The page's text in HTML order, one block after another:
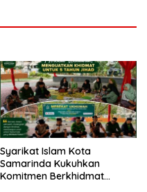
Syarikat Islam Kota
Samarinda Kukuhkan
Komitmen Berkhidmat